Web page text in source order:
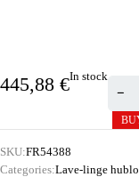
445,88 €In stock
SKU:FR54388
Categories:Lave-linge